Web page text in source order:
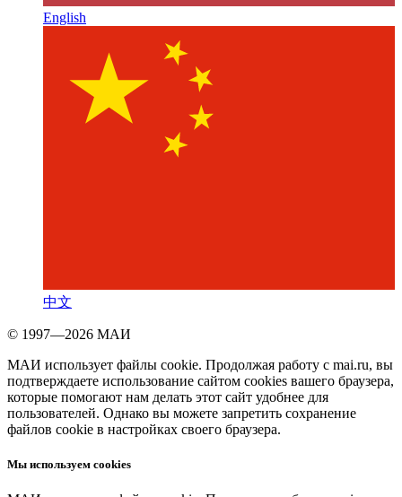
English
中文
© 1997—2026 МАИ
МАИ использует файлы cookie. Продолжая работу с mai.ru, вы
подтверждаете использование сайтом cookies вашего браузера,
которые помогают нам делать этот сайт удобнее для
пользователей. Однако вы можете запретить сохранение
файлов cookie в настройках своего браузера.
Мы используем cookies